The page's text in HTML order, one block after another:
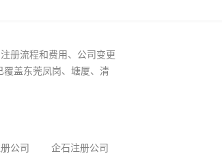
册流程和费用、公司变更
覆盖东莞凤岗、塘厦、清
公司 企石注册公司